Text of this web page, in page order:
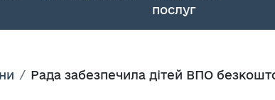
послуг
Рада забезпечила дітей ВПО